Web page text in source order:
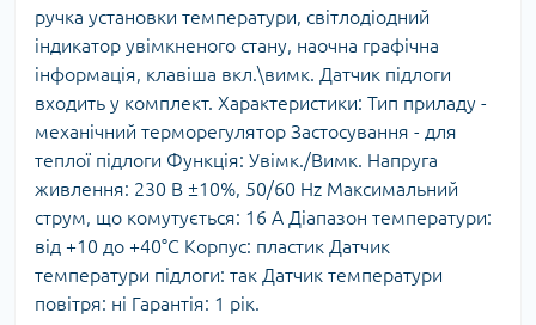
ручка установки температури, світлодіодний
індикатор увімкненого стану, наочна графічна
інформація, клавіша вкл.\вимк. Датчик підлоги
входить у комплект. Характеристики: Тип приладу -
механічний терморегулятор Застосування - для
теплої підлоги Функція: Увімк./Вимк. Напруга
живлення: 230 В ±10%, 50/60 Hz Максимальний
струм, що комутується: 16 А Діапазон температури:
від +10 до +40°C Корпус: пластик Датчик
температури підлоги: так Датчик температури
повітря: ні Гарантія: 1 рік.